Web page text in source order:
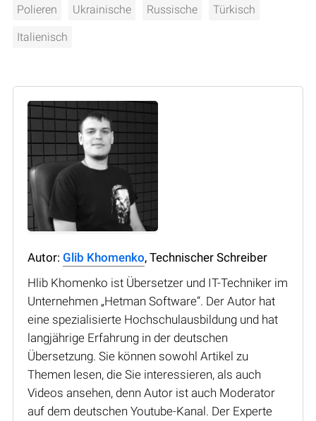
Polieren Ukrainische Russische Türkisch
Italienisch
Autor: Glib Khomenko, Technischer Schreiber
Hlib Khomenko ist Übersetzer und IT-Techniker im
Unternehmen „Hetman Software“. Der Autor hat
eine spezialisierte Hochschulausbildung und hat
langjährige Erfahrung in der deutschen
Übersetzung. Sie können sowohl Artikel zu
Themen lesen, die Sie interessieren, als auch
Videos ansehen, denn Autor ist auch Moderator
auf dem deutschen Youtube-Kanal. Der Experte